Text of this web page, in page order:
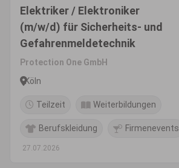
Elektriker / Elektroniker
(m/w/d) für Sicherheits- und
Gefahrenmeldetechnik
Protection One GmbH
Köln
Teilzeit Weiterbildungen
Berufskleidung Firmenevents
27.07.2026